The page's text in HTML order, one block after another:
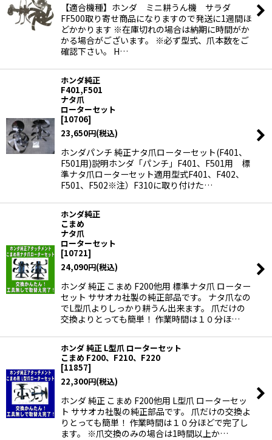
【適合機種】ホンダ ミニ耕うん機 サラダ
FF500取り寄せ商品になりますので発送に1週間ほ
どかかります ※在庫切れの場合は納期に時間がか
かる場合がございます。 ※必ず型式、爪本数をご
確認下さい。 H…
ホンダ純正
F401,F501
ナタ爪
ローターセット
[10706]
23,650円(税込)
ホンダパンチ 純正ナタ爪ローターセット(F401、
F501用)説明ホンダ「パンチ」F401、F501用 標
準ナタ爪ローターセット適用型式F401、F402、
F501、F502※注）F310に取り付けた…
ホンダ純正
こまめ
ナタ爪
ローターセット
[10721]
24,090円(税込)
ホンダ 純正 こまめ F200他用 標準ナタ爪 ローター
セット ササオカ社製の純正部品です。 ナタ爪なの
でL型爪よりしっかり耕うん出来ます。 爪だけの
交換よりとっても簡単！ 作業時間は１０分ほ…
ホンダ 純正 L型爪 ローターセット
こまめ F200、F210、F220
[11857]
22,300円(税込)
ホンダ 純正 こまめ F200他用 L型爪 ローターセッ
ト ササオカ社製の純正部品です。 爪だけの交換よ
りとっても簡単！ 作業時間は１０分ほどで完了し
ます。 ※爪交換のみの場合は1時間以上か…